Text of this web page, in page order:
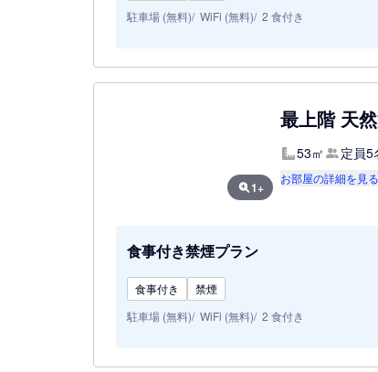
駐車場 (無料) WiFi (無料) 2 食付き
1+
最上階 天
53㎡ 定員5
お部屋の詳細を見る
食事付き禁煙プラン
食事付き
禁煙
駐車場 (無料) WiFi (無料) 2 食付き